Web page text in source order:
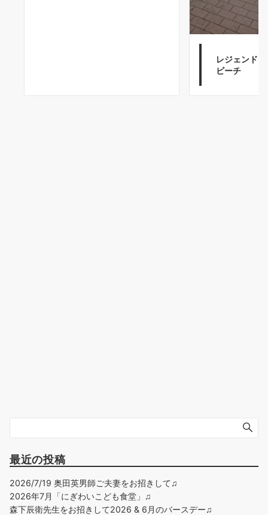
レジェンド
ビーチ
最近の投稿
2026/7/19 奥田英男師ご夫妻をお招きして♫
2026年7月「にぎわいこども食堂」♫
森下辰衛先生をお招きして2026 & 6月のバースデー♫